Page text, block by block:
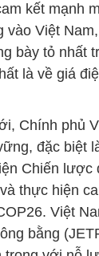
kết mạnh
vào Việt
bày tỏ nhất
là về giá
Chính phủ
đặc biệt
Chiến lược
thực hiện
Việt
bằng